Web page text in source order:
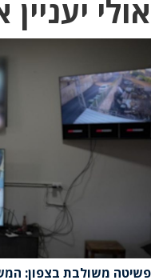
אולי
פשיטה משולבת בצפון: